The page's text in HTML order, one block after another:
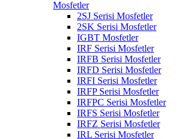
Mosfetler
2SJ Serisi Mosfetler
2SK Serisi Mosfetler
IGBT Mosfetler
IRF Serisi Mosfetler
IRFB Serisi Mosfetler
IRFD Serisi Mosfetler
IRFI Serisi Mosfetler
IRFP Serisi Mosfetler
IRFPC Serisi Mosfetler
IRFS Serisi Mosfetler
IRFZ Serisi Mosfetler
IRL Serisi Mosfetler